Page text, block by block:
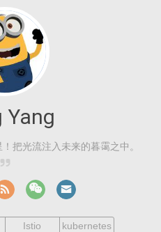
Yang
把光流注入未来的暮霭之中。
Istio kubernetes